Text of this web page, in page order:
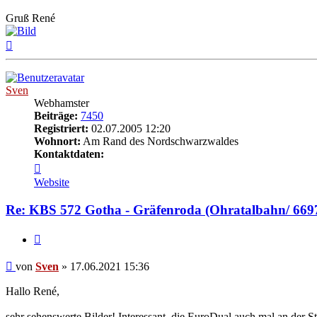
Gruß René
Sven
Webhamster
Beiträge: 7450
Registriert: 02.07.2005 12:20
Wohnort: Am Rand des Nordschwarzwaldes
Kontaktdaten:
von
Sven
Website
Re: KBS 572 Gotha - Gräfenroda (Ohratalbahn/
Beitrag
von Sven » 17.06.2021 15:36
Hallo René,